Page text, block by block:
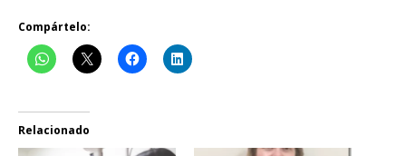
Compártelo:
Relacionado